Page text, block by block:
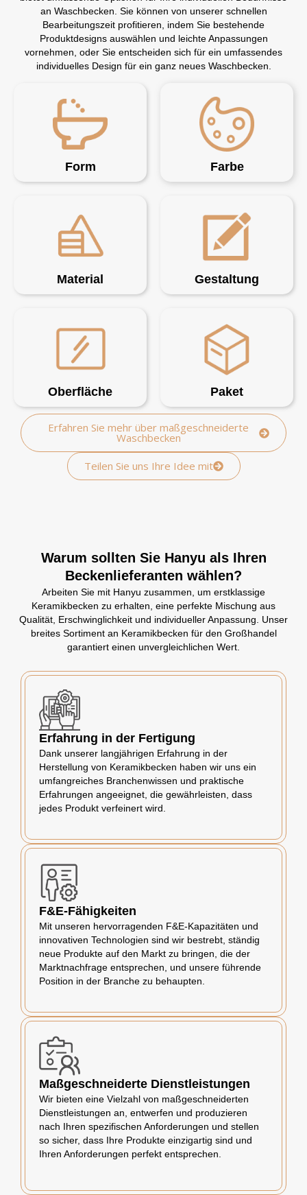
an Waschbecken. Sie können von unserer schnellen
Bearbeitungszeit profitieren, indem Sie bestehende
Produktdesigns auswählen und leichte Anpassungen
vornehmen, oder Sie entscheiden sich für ein umfassendes
individuelles Design für ein ganz neues Waschbecken.
Form Farbe
Material Gestaltung
Oberfläche Paket
Erfahren Sie mehr über maßgeschneiderte
Waschbecken
Teilen Sie uns Ihre Idee mit
Warum sollten Sie Hanyu als Ihren
Beckenlieferanten wählen?
Arbeiten Sie mit Hanyu zusammen, um erstklassige
Keramikbecken zu erhalten, eine perfekte Mischung aus
Qualität, Erschwinglichkeit und individueller Anpassung. Unser
breites Sortiment an Keramikbecken für den Großhandel
garantiert einen unvergleichlichen Wert.
Erfahrung in der Fertigung
Dank unserer langjährigen Erfahrung in der
Herstellung von Keramikbecken haben wir uns ein
umfangreiches Branchenwissen und praktische
Erfahrungen angeeignet, die gewährleisten, dass
jedes Produkt verfeinert wird.
F&E-Fähigkeiten
Mit unseren hervorragenden F&E-Kapazitäten und
innovativen Technologien sind wir bestrebt, ständig
neue Produkte auf den Markt zu bringen, die der
Marktnachfrage entsprechen, und unsere führende
Position in der Branche zu behaupten.
Maßgeschneiderte Dienstleistungen
Wir bieten eine Vielzahl von maßgeschneiderten
Dienstleistungen an, entwerfen und produzieren
nach Ihren spezifischen Anforderungen und stellen
so sicher, dass Ihre Produkte einzigartig sind und
Ihren Anforderungen perfekt entsprechen.